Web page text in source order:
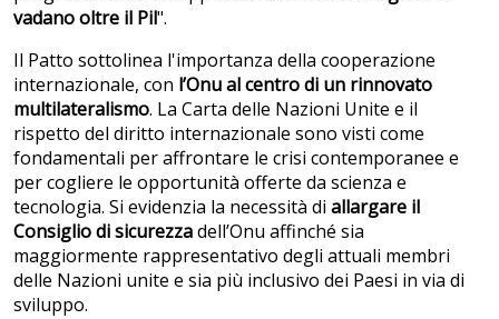
vadano oltre il Pil".
Il Patto sottolinea l'importanza della cooperazione
internazionale, con l’Onu al centro di un rinnovato
multilateralismo. La Carta delle Nazioni Unite e il
rispetto del diritto internazionale sono visti come
fondamentali per affrontare le crisi contemporanee e
per cogliere le opportunità offerte da scienza e
tecnologia. Si evidenzia la necessità di allargare il
Consiglio di sicurezzadell’Onu affinché sia
maggiormente rappresentativo degli attuali membri
delle Nazioni unite e sia più inclusivo dei Paesi in via di
sviluppo.